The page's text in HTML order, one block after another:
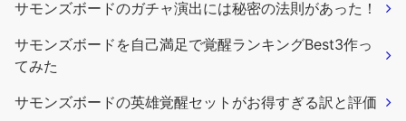
サモンズボードのガチャ演出には秘密の法則があった！
サモンズボードを自己満足で覚醒ランキングBest3作っ
てみた
サモンズボードの英雄覚醒セットがお得すぎる訳と評価